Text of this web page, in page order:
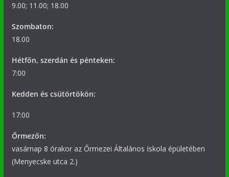
9.00; 11.00; 18.00
Szombaton:
18.00
Hétfőn, szerdán és pénteken:
7:00
Kedden és csütörtökön:
17:00
Őrmezőn:
vasárnap 8 órakor az Őrmezei Általános Iskola épületében
(Menyecske utca 2.)